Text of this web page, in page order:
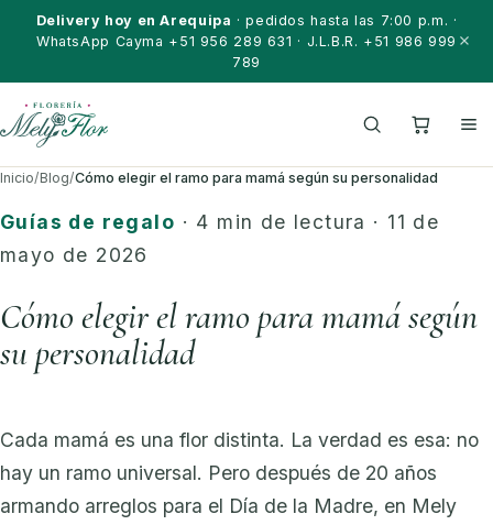
Saltar al contenido
Delivery hoy en Arequipa · pedidos hasta las 7:00 p.m. ·
WhatsApp Cayma +51 956 289 631 · J.L.B.R. +51 986 999
789
Inicio/Blog/Cómo elegir el ramo para mamá según su personalidad
Guías de regalo · 4 min de lectura · 11 de
mayo de 2026
Cómo elegir el ramo para mamá según
su personalidad
Cada mamá es una flor distinta. La verdad es esa: no
hay un ramo universal. Pero después de 20 años
armando arreglos para el Día de la Madre, en Mely